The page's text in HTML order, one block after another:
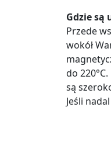
Gdzie są
Przede
wokół
do
są
Jeśli